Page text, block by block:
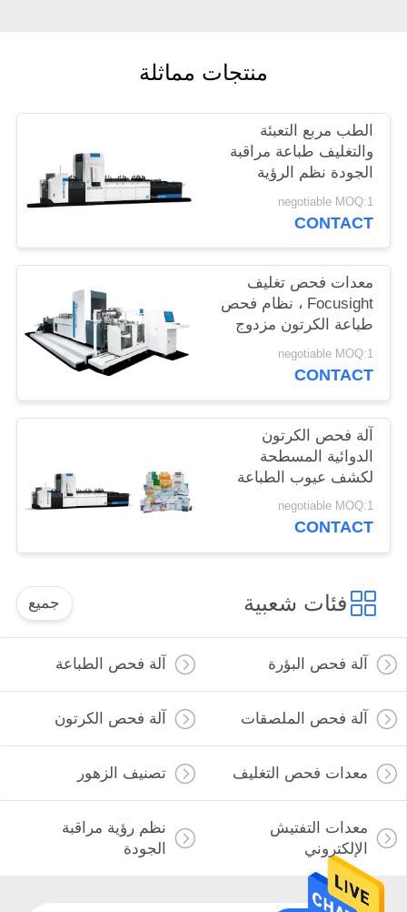
PRIVACY
POLICY
منتجات مماثلة
الطب مربع التعبئة
والتغليف طباعة مراقبة
الجودة نظم الرؤية
Shark-500 Model
negotiable MOQ:1
CONTACT
معدات فحص تغليف
Focusight ، نظام فحص
طباعة الكرتون مزدوج
التغذية
negotiable MOQ:1
CONTACT
آلة فحص الكرتون
الدوائية المسطحة
لكشف عيوب الطباعة
negotiable MOQ:1
CONTACT
فئات شعبية جميع
آلة فحص البؤرة آلة فحص الطباعة
آلة فحص الملصقات آلة فحص الكرتون
معدات فحص التغليف تصنيف الزهور
معدات التفتيش
الإلكتروني
نظم رؤية مراقبة
الجودة